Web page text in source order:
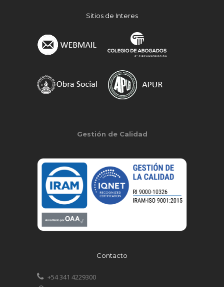
Sitios de Interes
Gestión de Calidad
Contacto
+54 341 4229300